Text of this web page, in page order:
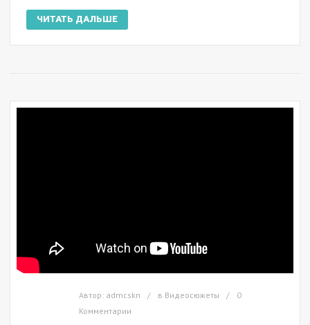
ЧИТАТЬ ДАЛЬШЕ
Автор: admcskn в Видеосюжеты
0
Комментарии